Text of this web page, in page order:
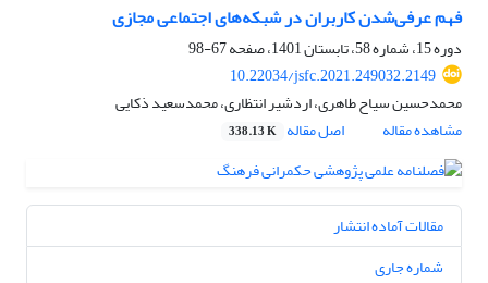
فهم عرفی‌شدن کاربران در شبکه‌های اجتماعی مجازی
دوره 15، شماره 58، تابستان 1401، صفحه
67-98
10.22034/jsfc.2021.249032.2149
محمدحسین سیاح طاهری، اردشیر انتظاری، محمدسعید ذکایی
مشاهده مقاله
اصل مقاله 338.13 K
مقالات آماده انتشار
شماره جاری